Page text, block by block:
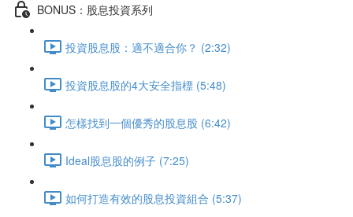
BONUS：股息投資系列
投資股息股：適不適合你？ (2:32)
投資股息股的4大安全指標 (5:48)
怎樣找到一個優秀的股息股 (6:42)
Ideal股息股的例子 (7:25)
如何打造有效的股息投資組合 (5:37)